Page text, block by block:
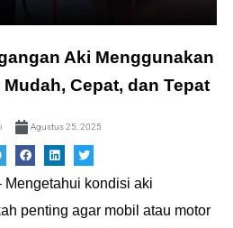
Aki Menggunakan
Cepat, dan Tepat
Agustus 25, 2025
Mengetahui kondisi aki
penting agar mobil atau motor